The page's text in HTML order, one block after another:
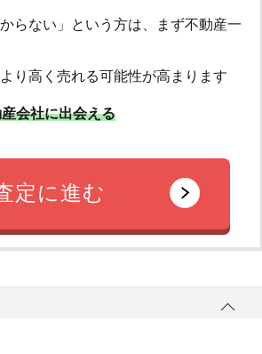
らない」という方は、まず不動産一
り高く売れる可能性が高まります
会社に出会える
定に進む